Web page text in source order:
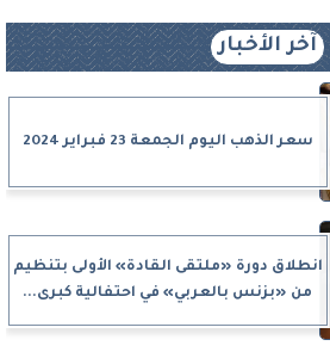
آخر الأخبار
سعر الذهب اليوم الجمعة 23 فبراير 2024
انطلاق دورة «ملتقى القادة» الأولى بتنظيم
من «بزنس بالعربي» في احتفالية كبرى...